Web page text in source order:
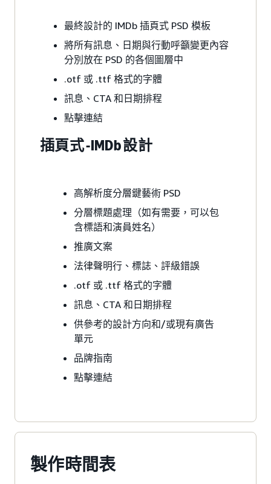
最終設計的 IMDb 插頁式 PSD 模板
將所有訊息、日期與行動呼籲變更內容
分別放在 PSD 的各個圖層中
.otf 或 .ttf 格式的字體
訊息、CTA 和日期排程
點擊連結
插頁式 -IMDb 設計
高解析度分層鍵藝術 PSD
分層標題處理（如有需要，可以包
含標語和演員姓名）
推廣文案
法律聲明行、標誌、評級錯誤
.otf 或 .ttf 格式的字體
訊息、CTA 和日期排程
供參考的設計方向和/或現有廣告
單元
品牌指南
點擊連結
製作時間表